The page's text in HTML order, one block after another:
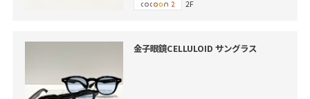
2F
金子眼鏡CELLULOID サングラス